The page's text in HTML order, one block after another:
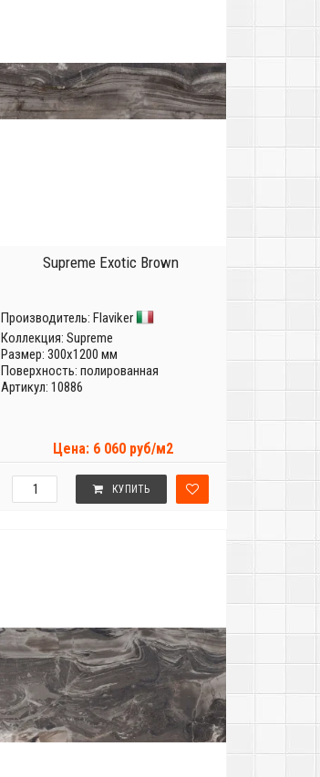
Supreme Exotic Brown
Производитель: Flaviker
Коллекция: Supreme
Размер: 300x1200 мм
Поверхность: полированная
Артикул: 10886
Цена: 6 060 руб/м2
КУПИТЬ